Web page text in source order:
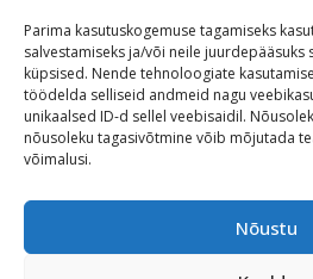
Parima kasutuskogemuse tagamiseks
salvestamiseks ja/või neile
küpsised. Nende tehnoloogiate
töödelda selliseid andmeid nagu
unikaalsed ID-d sellel veebisaidil.
nõusoleku tagasivõtmine võib mõjutada
võimalusi.
Nõustu
Maitseelamused
Vaatamisväärsused
Visit Tallinn